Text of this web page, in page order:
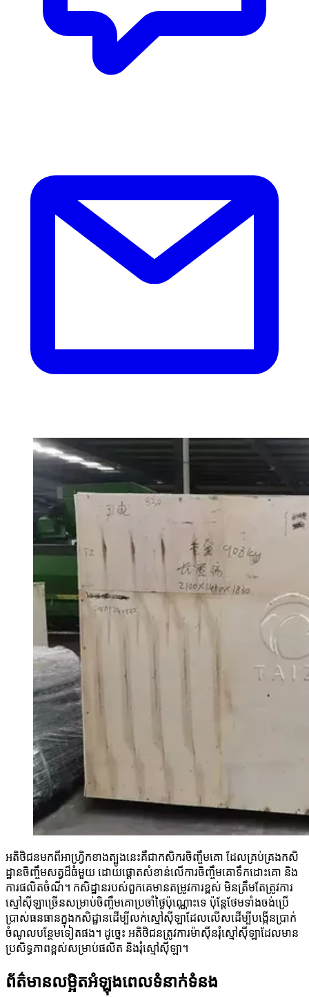
អតិថិជនមកពីអាហ្វ្រិកខាងត្បូងនេះគឺជាកសិករចិញ្ចឹមគោ ដែលគ្រប់គ្រងកសិ
ដ្ឋានចិញ្ចឹមសត្វដ៏ធំមួយ ដោយផ្តោតសំខាន់លើការចិញ្ចឹមគោទឹកដោះគោ និង
ការផលិតចំណី។ កសិដ្ឋានរបស់ពួកគេមានតម្រូវការខ្ពស់ មិនត្រឹមតែត្រូវការ
ស្មៅស៊ីឡាច្រើនសម្រាប់ចិញ្ចឹមគោប្រចាំថ្ងៃប៉ុណ្ណោះទេ ប៉ុន្តែថែមទាំងចង់ប្រើ
ប្រាស់ធនធានក្នុងកសិដ្ឋានដើម្បីលក់ស្មៅស៊ីឡាដែលលើសដើម្បីបង្កើនប្រាក់
ចំណូលបន្ថែមទៀតផង។ ដូច្នេះ អតិថិជនត្រូវការម៉ាស៊ីនរុំស្មៅស៊ីឡាដែលមាន
ប្រសិទ្ធភាពខ្ពស់សម្រាប់ផលិត និងរុំស្មៅស៊ីឡា។
ព័ត៌មានលម្អិតអំឡុងពេលទំនាក់ទំនង